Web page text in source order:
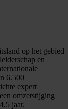
op het gebied
en
6.500
expert
omzetstijging
jaar.